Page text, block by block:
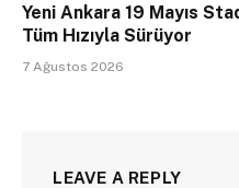
Yeni Ankara 19 Mayıs
Tüm Hızıyla Sürüyor
7 Ağustos 2026
LEAVE A REPLY